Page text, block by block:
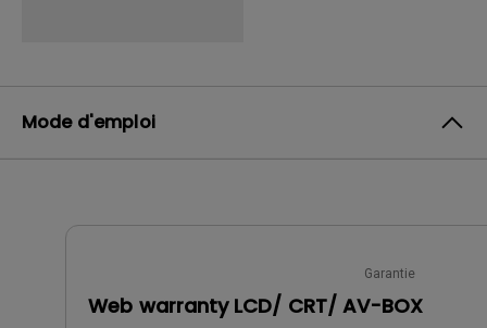
Mode d'emploi
Garantie
Web warranty LCD/ CRT/ AV-BOX